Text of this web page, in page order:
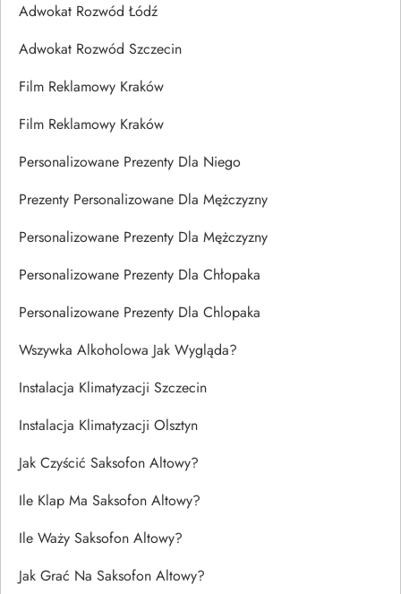
Adwokat Rozwód Łódź
Adwokat Rozwód Szczecin
Film Reklamowy Kraków
Film Reklamowy Kraków
Personalizowane Prezenty Dla Niego
Prezenty Personalizowane Dla Mężczyzny
Personalizowane Prezenty Dla Mężczyzny
Personalizowane Prezenty Dla Chłopaka
Personalizowane Prezenty Dla Chlopaka
Wszywka Alkoholowa Jak Wygląda?
Instalacja Klimatyzacji Szczecin
Instalacja Klimatyzacji Olsztyn
Jak Czyścić Saksofon Altowy?
Ile Klap Ma Saksofon Altowy?
Ile Waży Saksofon Altowy?
Jak Grać Na Saksofon Altowy?